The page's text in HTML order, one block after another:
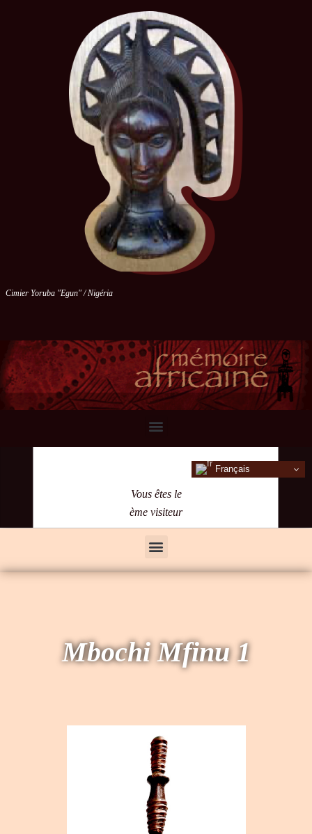
Cimier Yoruba "Egun" / Nigéria
Français
Vous êtes le
ème visiteur
Mbochi Mfinu 1